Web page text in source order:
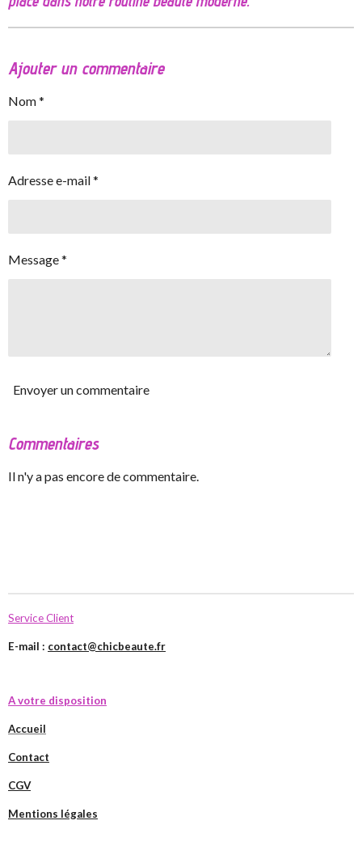
Ajouter un commentaire
Nom *
Adresse e-mail *
Message *
Envoyer un commentaire
Commentaires
Il n'y a pas encore de commentaire.
Service Client
E-mail : contact@chicbeaute.fr
A votre disposition
Accueil
Contact
CGV
Mentions légales